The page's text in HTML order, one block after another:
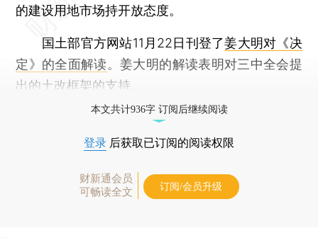
的建设用地市场持开放态度。
国土部官方网站11月22日刊登了姜大明对《决
定》的全面解读。姜大明的解读表明对三中全会提
出的土改框架的支持。
本文共计936字 订阅后继续阅读
登录 后获取已订阅的阅读权限
财新通会员
可畅读全文
订阅/会员升级